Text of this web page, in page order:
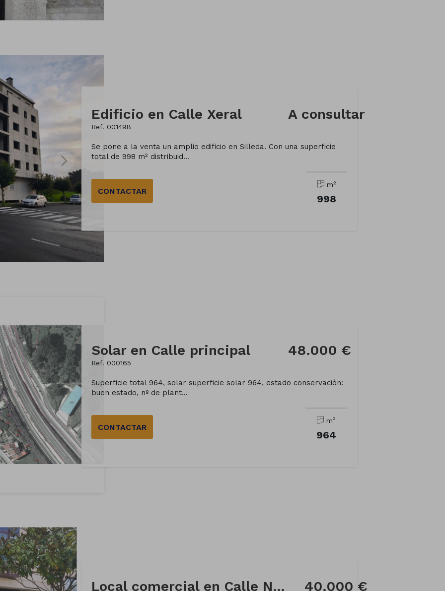
Edificio en Calle Xeral
Ref. 001498
A consultar
Se pone a la venta un amplio edificio en Silleda. Con una superficie
total de 998 m² distribuid...
CONTACTAR
m2
998
Solar en Calle principal
Ref. 000165
48.000 €
Superficie total 964, solar superficie solar 964, estado conservación:
buen estado, nº de plant...
CONTACTAR
m2
964
Local comercial en Calle NUNO EANES DE CERCIO 40.000 €